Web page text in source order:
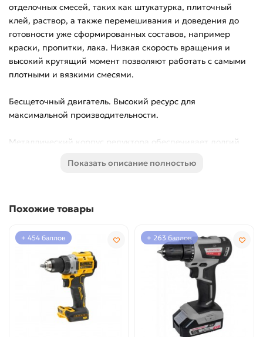
отделочных смесей, таких как штукатурка, плиточный
клей, раствор, а также перемешивания и доведения до
готовности уже сформированных составов, например
краски, пропитки, лака. Низкая скорость вращения и
высокий крутящий момент позволяют работать с самыми
плотными и вязкими смесями.
Бесщеточный двигатель. Высокий ресурс для
максимальной производительности.
Металлический корпус редуктора обеспечивает долгий
Показать описание полностью
Похожие товары
+ 454 баллов + 263 баллов